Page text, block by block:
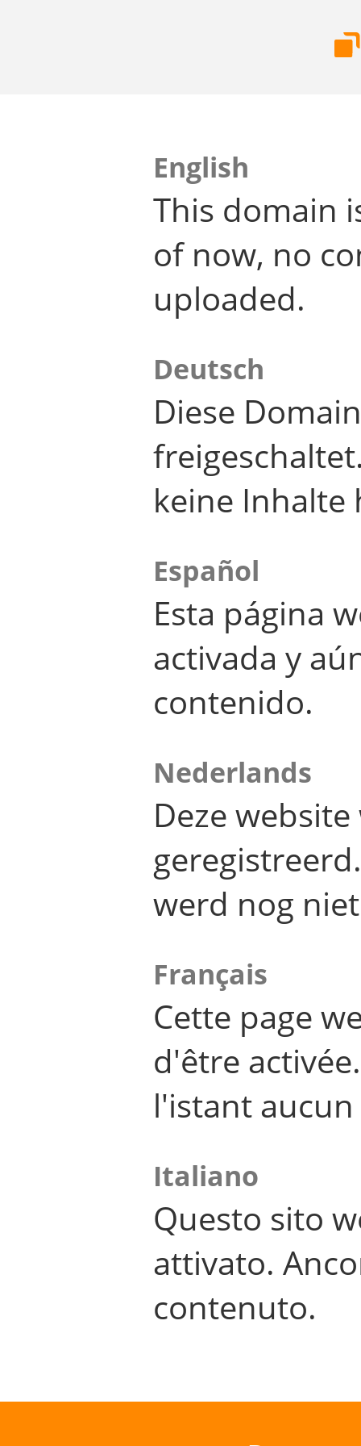
English
This domain
of now, no
uploaded.
Deutsch
Diese
keine Inhalte
Español
Esta página
activada y
contenido.
Nederlands
Deze
werd nog
Français
Cette page
d'être
l'istant
Italiano
Questo sito
attivato.
contenuto.